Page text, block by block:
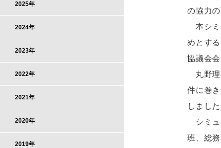
の協力
本シミ
めとす
協議会
丸野理
件に巻
しました
シミュ
班、総
2025年
2024年
2023年
2022年
2021年
2020年
2019年